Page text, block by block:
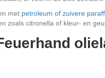
met petroleum of zuivere
zoals citronella of kleur- en